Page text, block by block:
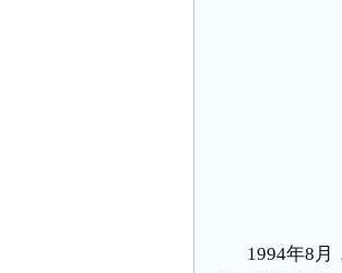
1994年8 月